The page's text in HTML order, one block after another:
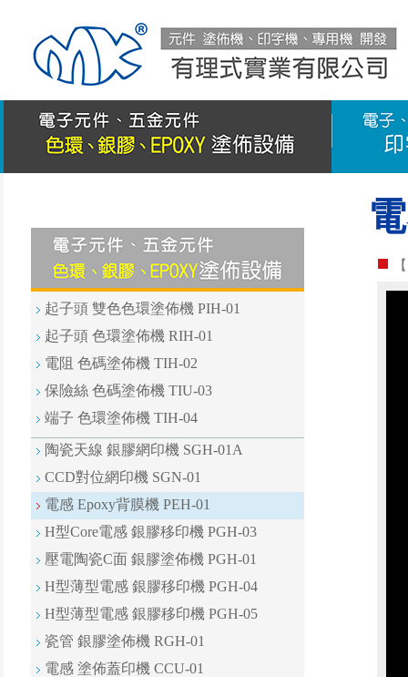
起子頭 雙色色環塗佈機 PIH-01
起子頭 色環塗佈機 RIH-01
電阻 色碼塗佈機 TIH-02
保險絲 色碼塗佈機 TIU-03
端子 色環塗佈機 TIH-04
陶瓷天線 銀膠網印機 SGH-01A
CCD對位網印機 SGN-01
電感 Epoxy背膜機 PEH-01
H型Core電感 銀膠移印機 PGH-03
壓電陶瓷C面 銀膠塗佈機 PGH-01
H型薄型電感 銀膠移印機 PGH-04
H型薄型電感 銀膠移印機 PGH-05
瓷管 銀膠塗佈機 RGH-01
電感 塗佈蓋印機 CCU-01